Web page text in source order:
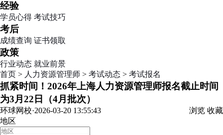
经验
学员心得 考试技巧
考后
成绩查询 证书领取
政策
行业动态 就业前景
首页 > 人力资源管理师 > 考试动态 > 考试报名
抓紧时间！2026年上海人力资源管理师报名截止时间
为3月22日（4月批次）
环球网校·2026-03-20 13:55:43 浏览 收藏
地区